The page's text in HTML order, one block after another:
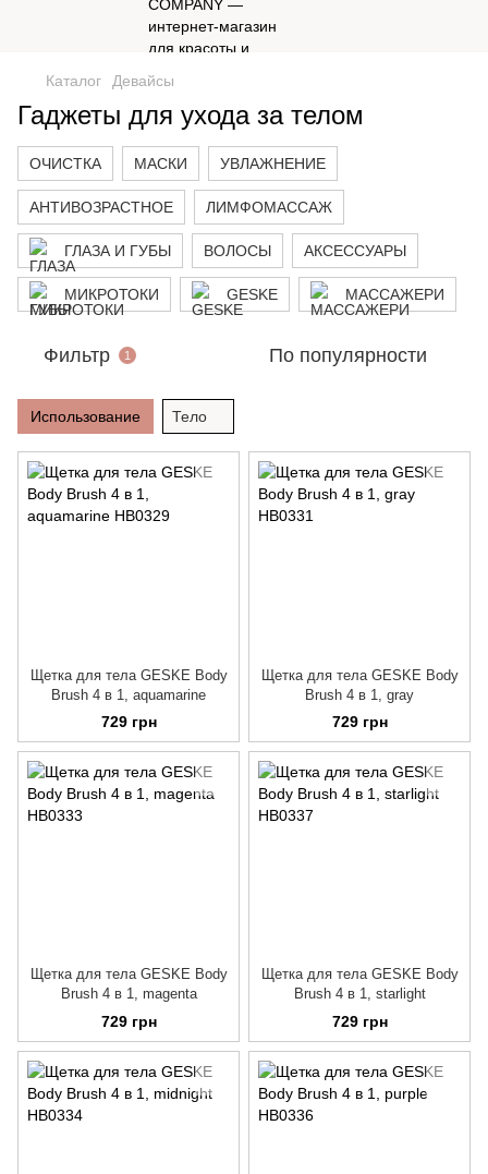
Каталог Девайсы
Гаджеты для ухода за телом
ОЧИСТКА МАСКИ УВЛАЖНЕНИЕ
АНТИВОЗРАСТНОЕ ЛИМФОМАССАЖ
ГЛАЗА И ГУБЫ ВОЛОСЫ АКСЕССУАРЫ
МИКРОТОКИ GESKE МАССАЖЕРИ
Фильтр 1 По популярности
Использование Тело
Щетка для тела GESKE Body
Brush 4 в 1, aquamarine
729 грн
Щетка для тела GESKE Body
Brush 4 в 1, gray
729 грн
Щетка для тела GESKE Body
Brush 4 в 1, magenta
729 грн
Щетка для тела GESKE Body
Brush 4 в 1, starlight
729 грн